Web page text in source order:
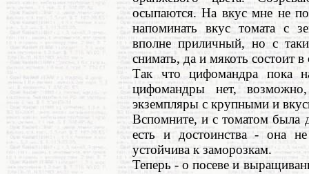
осыпаются. На вкус мне не
напоминать вкус томата с
вполне приличный, но с
снимать, да и мякоть состоит
Так что цифомандра пока
цифомандры нет,
экземпляры с крупными и
Вспомните, и с томатом была
есть и достоинства - она
устойчива к заморозкам.
Теперь - о посеве и